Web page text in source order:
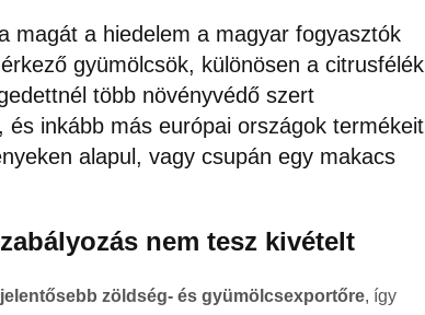
magát a hiedelem a magyar fogyasztók
gyümölcsök, különösen a citrusfélék
több növényvédő szert
inkább más európai országok termékeit
alapul, vagy csupán egy makacs
nem tesz kivételt
zöldség- és gyümölcsexportőre, így